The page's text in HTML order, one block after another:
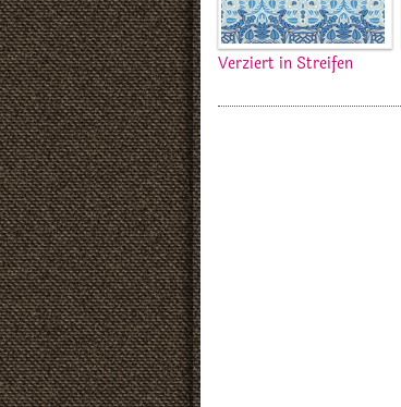
Verziert in Streifen